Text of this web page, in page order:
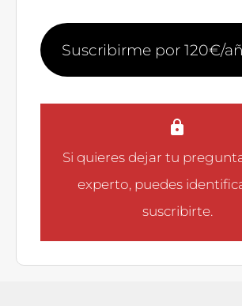
Suscribirme por 120€/
Si quieres dejar tu
experto, puedes
suscribirte.